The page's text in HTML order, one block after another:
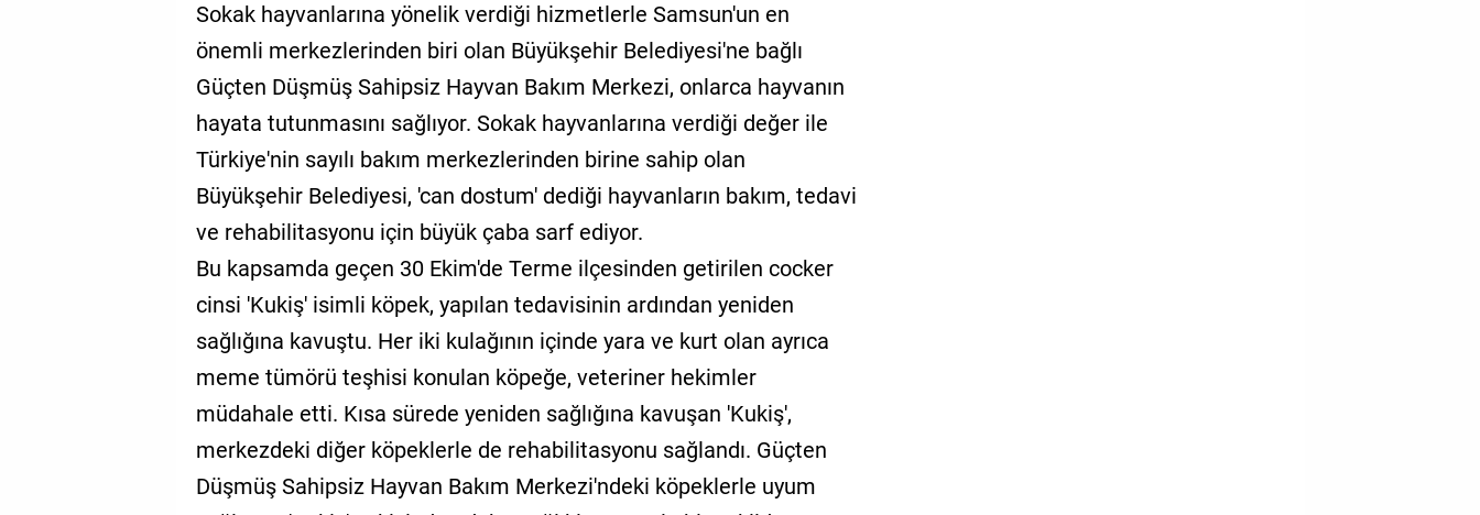
Sokak hayvanlarına yönelik verdiği hizmetlerle Samsun'un en
önemli merkezlerinden biri olan Büyükşehir Belediyesi'ne bağlı
Güçten Düşmüş Sahipsiz Hayvan Bakım Merkezi, onlarca hayvanın
hayata tutunmasını sağlıyor. Sokak hayvanlarına verdiği değer ile
Türkiye'nin sayılı bakım merkezlerinden birine sahip olan
Büyükşehir Belediyesi, 'can dostum' dediği hayvanların bakım, tedavi
ve rehabilitasyonu için büyük çaba sarf ediyor.
Bu kapsamda geçen 30 Ekim'de Terme ilçesinden getirilen cocker
cinsi 'Kukiş' isimli köpek, yapılan tedavisinin ardından yeniden
sağlığına kavuştu. Her iki kulağının içinde yara ve kurt olan ayrıca
meme tümörü teşhisi konulan köpeğe, veteriner hekimler
müdahale etti. Kısa sürede yeniden sağlığına kavuşan 'Kukiş',
merkezdeki diğer köpeklerle de rehabilitasyonu sağlandı. Güçten
Düşmüş Sahipsiz Hayvan Bakım Merkezi'ndeki köpeklerle uyum